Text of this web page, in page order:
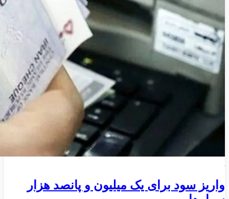
واریز سود برای یک میلیون و پانصد هزار